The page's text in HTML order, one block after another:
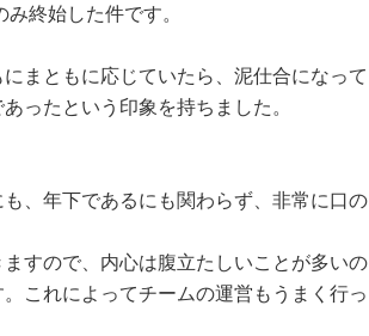
終始した件です。
まともに応じていたら、泥仕合になって
ったという印象を持ちました。
、年下であるにも関わらず、非常に口の
すので、内心は腹立たしいことが多いの
これによってチームの運営もうまく行っ